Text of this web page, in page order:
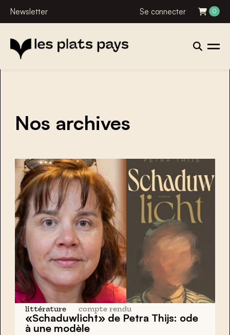
Newsletter Se connecter 0
Nos archives
littérature compte rendu
«Schaduwlicht» de Petra Thijs: ode
à une modèle